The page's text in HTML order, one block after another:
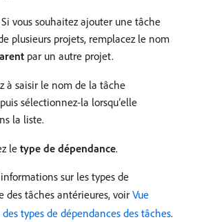
vous souhaitez ajouter une tâche
plusieurs projets, remplacez le nom
par un autre projet.
à saisir le nom de la tâche
sélectionnez-la lorsqu’elle
la liste.
le type de dépendance.
sur les types de
des tâches antérieures, voir Vue
des types de dépendances des tâches.